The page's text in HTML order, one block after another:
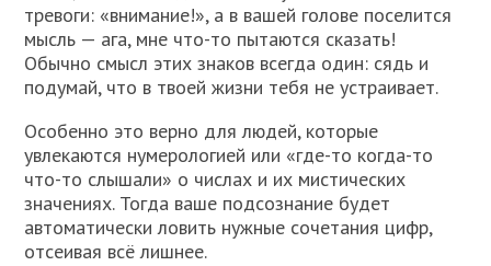
тревоги: «внимание!», а в вашей голове поселится
мысль — ага, мне что-то пытаются сказать!
Обычно смысл этих знаков всегда один: сядь и
подумай, что в твоей жизни тебя не устраивает.
Особенно это верно для людей, которые
увлекаются нумерологией или «где-то когда-то
что-то слышали» о числах и их мистических
значениях. Тогда ваше подсознание будет
автоматически ловить нужные сочетания цифр,
отсеивая всё лишнее.